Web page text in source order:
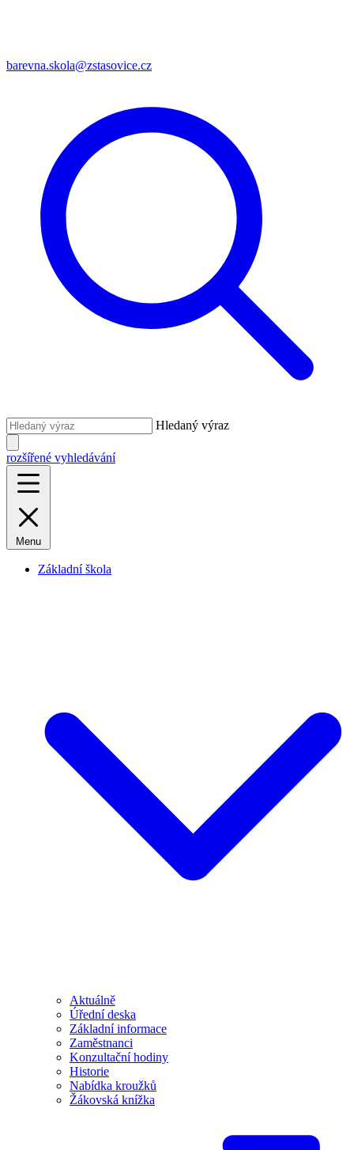
barevna.skola@zstasovice.cz
Hledaný výraz
rozšířené vyhledávání
Menu
Základní škola
Aktuálně
Úřední deska
Základní informace
Zaměstnanci
Konzultační hodiny
Historie
Nabídka kroužků
Žákovská knížka